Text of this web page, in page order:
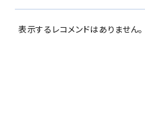
表示するレコメンドはありません。